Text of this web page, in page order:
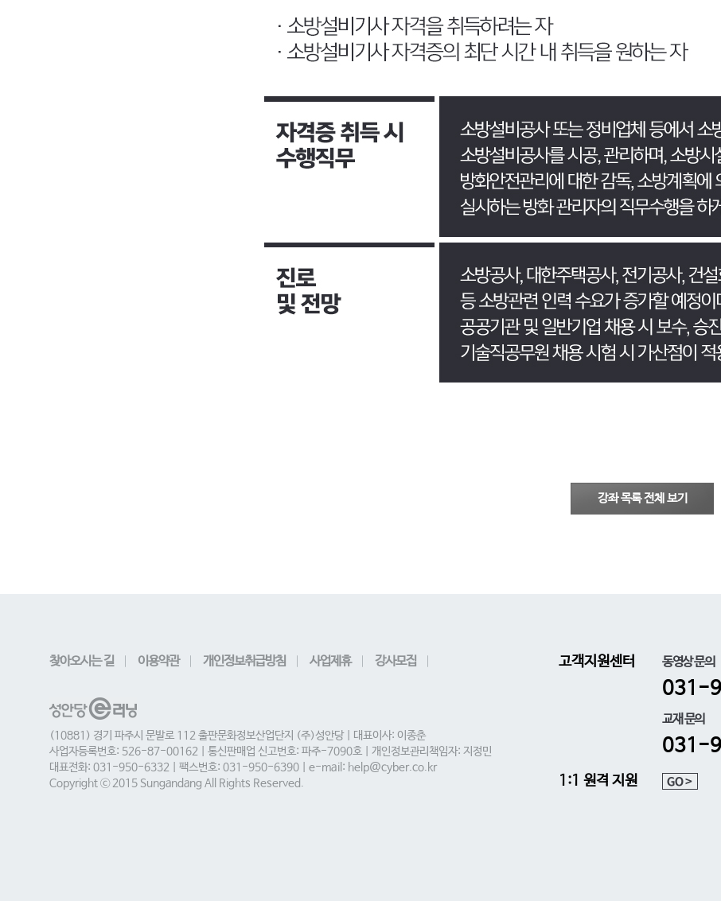
강좌 목록 전체 보기
찾아오시는 길 이용약관 개인정보취급방침 사업제휴 강사모집
(10881) 경기 파주시 문발로 112 출판문화정보산업단지 (주)성안당 | 대표이사: 이종춘
사업자등록번호: 526-87-00162 | 통신판매업 신고번호: 파주-7090호 | 개인정보관리책임자: 지정민
대표전화: 031-950-6332 | 팩스번호: 031-950-6390 | e-mail: help@cyber.co.kr
Copyright ⓒ 2015 Sungandang All Rights Reserved.
고객지원센터 동영상 문의
031-
교재 문의
031-
1:1 원격 지원